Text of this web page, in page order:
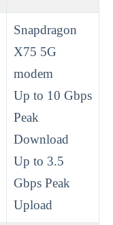
Snapdragon
X75 5G
modem
Up to 10 Gbps
Peak
Download
Up to 3.5
Gbps Peak
Upload